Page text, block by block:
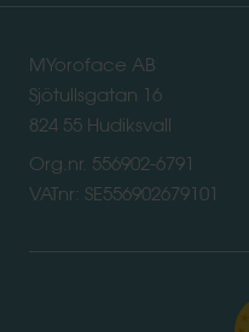
MYoroface AB
Sjötullsgatan 16
824 55 Hudiksvall
Org.nr. 556902-6791
VATnr: SE556902679101